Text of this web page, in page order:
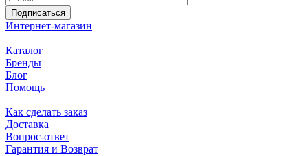
Подписаться
Интернет-магазин
Каталог
Бренды
Блог
Помощь
Как сделать заказ
Доставка
Вопрос-ответ
Гарантия и Возврат